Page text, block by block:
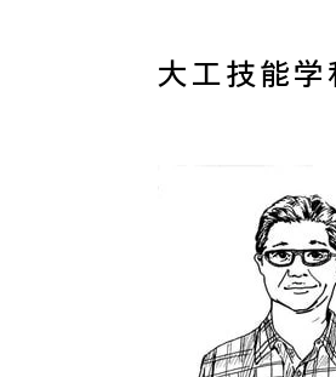
大工技能